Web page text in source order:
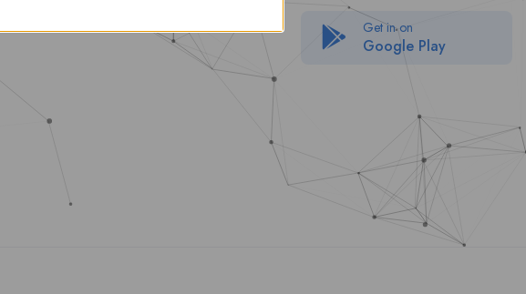
Get in on
Google Play